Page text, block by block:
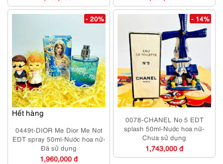
Hết hàng
- 20%
0449t-DIOR Me Dior Me Not
EDT spray 50ml-Nước hoa nữ-
Đã sử dụng
1,960,000 đ
- 14%
0078-CHANEL No 5 EDT
splash 50ml-Nước hoa nữ-
Chưa sử dụng
1,743,000 đ